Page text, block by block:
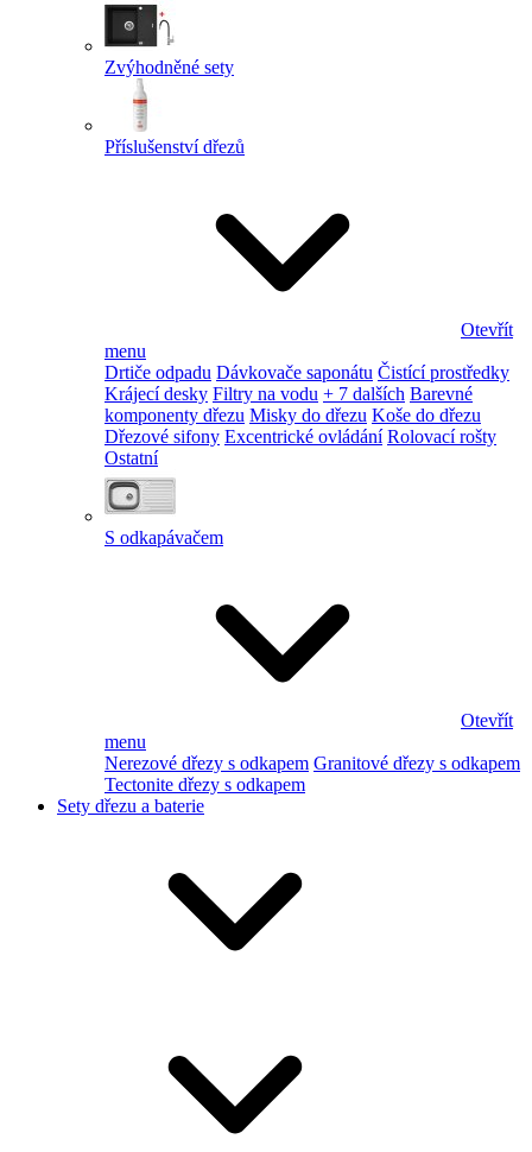
Zvýhodněné sety
Příslušenství dřezů
Otevřít
menu
Drtiče odpadu Dávkovače saponátu Čistící prostředky
Krájecí desky Filtry na vodu + 7 dalších Barevné
komponenty dřezu Misky do dřezu Koše do dřezu
Dřezové sifony Excentrické ovládání Rolovací rošty
Ostatní
S odkapávačem
Otevřít
menu
Nerezové dřezy s odkapem Granitové dřezy s odkapem
Tectonite dřezy s odkapem
Sety dřezu a baterie